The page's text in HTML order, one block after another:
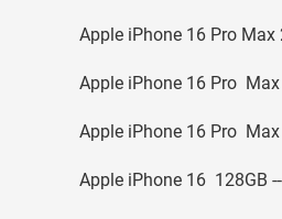
Apple iPhone 16 Pro Max
Apple iPhone 16 Pro Max
Apple iPhone 16 Pro Max
Apple iPhone 16 128GB